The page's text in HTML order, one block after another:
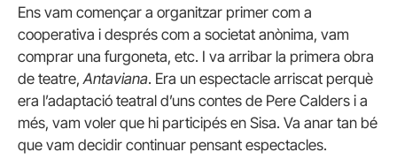
Ens vam començar a organitzar primer com a
cooperativa i després com a societat anònima, vam
comprar una furgoneta, etc. I va arribar la primera obra
de teatre, Antaviana. Era un espectacle arriscat perquè
era l’adaptació teatral d’uns contes de Pere Calders i a
més, vam voler que hi participés en Sisa. Va anar tan bé
que vam decidir continuar pensant espectacles.